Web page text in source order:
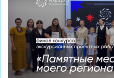
«Без
срока
давности.
Память,
отражённая